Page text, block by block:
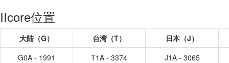
IIcore位置
大陆（G） 台湾（T）
日本（J）
G0A - 1991
T1A - 3374 J1A - 3065